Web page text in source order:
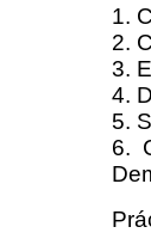
1.
2.
3.
4.
5.
6.